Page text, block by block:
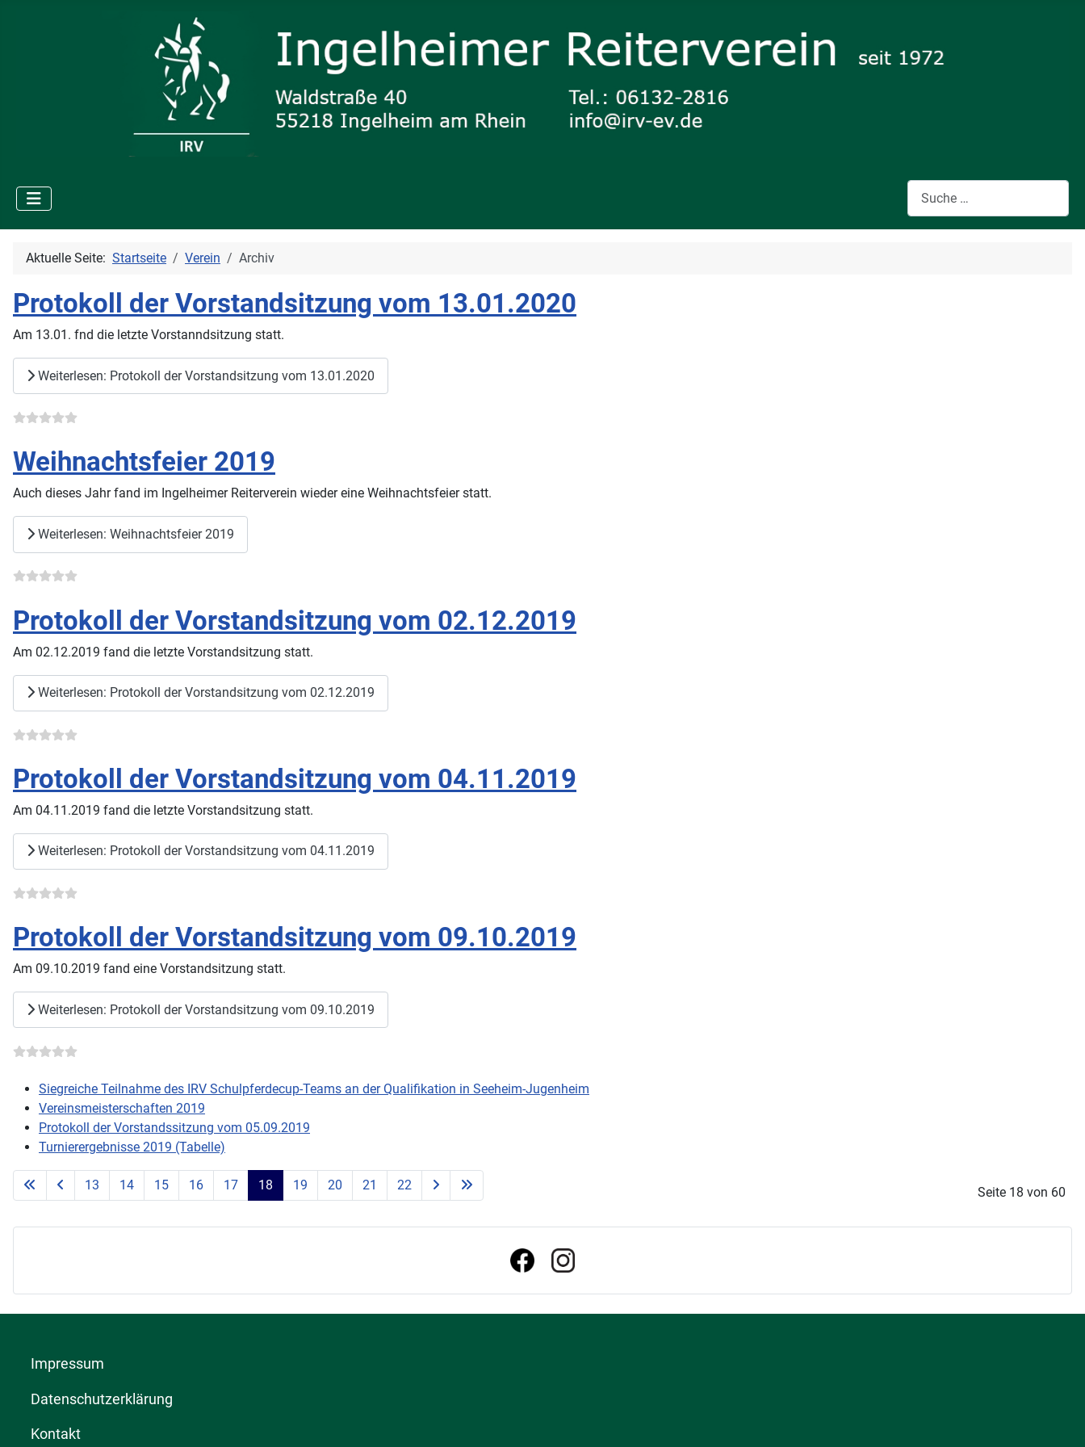
Suchen
Aktuelle Seite: Startseite Verein Archiv
Protokoll der Vorstandsitzung vom 13.01.2020
Am 13.01. fnd die letzte Vorstanndsitzung statt.
Weiterlesen: Protokoll der Vorstandsitzung vom 13.01.2020
Weihnachtsfeier 2019
Auch dieses Jahr fand im Ingelheimer Reiterverein wieder eine Weihnachtsfeier statt.
Weiterlesen: Weihnachtsfeier 2019
Protokoll der Vorstandsitzung vom 02.12.2019
Am 02.12.2019 fand die letzte Vorstandsitzung statt.
Weiterlesen: Protokoll der Vorstandsitzung vom 02.12.2019
Protokoll der Vorstandsitzung vom 04.11.2019
Am 04.11.2019 fand die letzte Vorstandsitzung statt.
Weiterlesen: Protokoll der Vorstandsitzung vom 04.11.2019
Protokoll der Vorstandsitzung vom 09.10.2019
Am 09.10.2019 fand eine Vorstandsitzung statt.
Weiterlesen: Protokoll der Vorstandsitzung vom 09.10.2019
Siegreiche Teilnahme des IRV Schulpferdecup-Teams an der Qualifikation in Seeheim-Jugenheim
Vereinsmeisterschaften 2019
Protokoll der Vorstandssitzung vom 05.09.2019
Turnierergebnisse 2019 (Tabelle)
Seite 18 von 60
13 14 15 16 17 18 19 20 21 22
Impressum
Datenschutzerklärung
Kontakt